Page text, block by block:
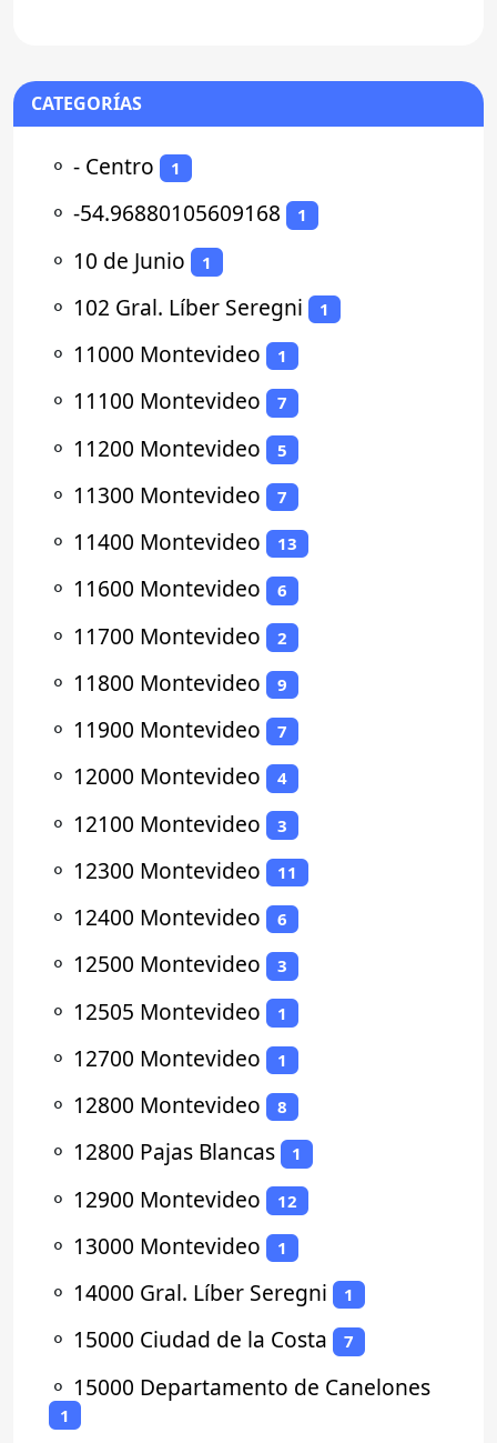
CATEGORÍAS
⚬ - Centro 1
⚬ -54.96880105609168 1
⚬ 10 de Junio 1
⚬ 102 Gral. Líber Seregni 1
⚬ 11000 Montevideo 1
⚬ 11100 Montevideo 7
⚬ 11200 Montevideo 5
⚬ 11300 Montevideo 7
⚬ 11400 Montevideo 13
⚬ 11600 Montevideo 6
⚬ 11700 Montevideo 2
⚬ 11800 Montevideo 9
⚬ 11900 Montevideo 7
⚬ 12000 Montevideo 4
⚬ 12100 Montevideo 3
⚬ 12300 Montevideo 11
⚬ 12400 Montevideo 6
⚬ 12500 Montevideo 3
⚬ 12505 Montevideo 1
⚬ 12700 Montevideo 1
⚬ 12800 Montevideo 8
⚬ 12800 Pajas Blancas 1
⚬ 12900 Montevideo 12
⚬ 13000 Montevideo 1
⚬ 14000 Gral. Líber Seregni 1
⚬ 15000 Ciudad de la Costa 7
⚬ 15000 Departamento de Canelones
1